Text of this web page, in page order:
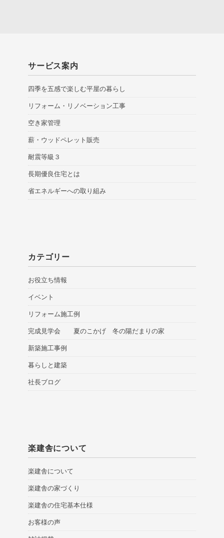
サービス案内
四季を五感で楽しむ平屋の暮らし
リフォーム・リノベーション工事
空き家管理
薪・ウッドペレット販売
耐震等級３
長期優良住宅とは
省エネルギーへの取り組み
カテゴリー
お役立ち情報
イベント
リフォーム施工例
完成見学会 夏のこかげ 冬の陽だまりの家
新築施工事例
暮らしと建築
社長ブログ
楽建舎について
楽建舎について
楽建舎の家づくり
楽建舎の住宅基本仕様
お客様の声